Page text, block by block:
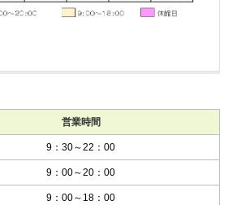
営業時間
9：30～22：00
9：00～20：00
9：00～18：00